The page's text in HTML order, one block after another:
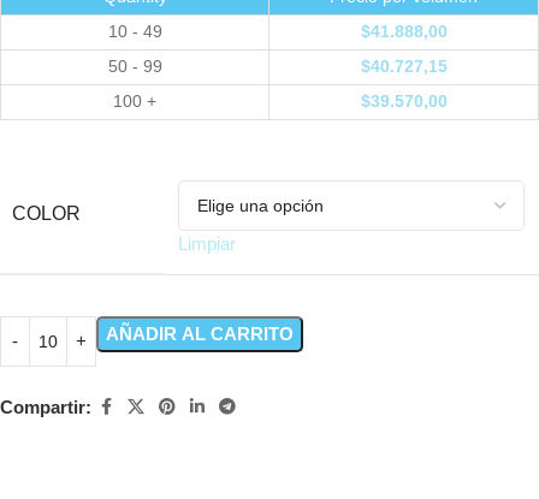
10 - 49
$41.888,00
50 - 99
$40.727,15
100 +
$39.570,00
COLOR
Limpiar
AÑADIR AL CARRITO
Compartir: